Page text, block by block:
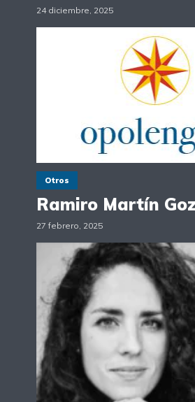
24 diciembre, 2025
Otros
Ramiro Martín
27 febrero, 2025